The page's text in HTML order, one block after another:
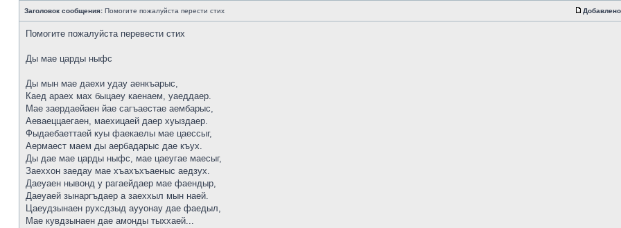
Заголовок сообщения: Помогите пожалуйста перести стих
Помогите пожалуйста перевести стих
Ды мае царды ныфс
Ды мын мае даехи удау аенкъарыс,
Каед араех мах быцаеу каенаем, уаеддаер.
Мае заердаейаен йае сагъаестае аембарыс,
Аеваеццаегаен, маехицаей даер хуыздаер.
Фыдаебаеттаей куы фаекаелы мае цаессыг,
Аермаест маем ды аербадарыс дае къух.
Ды дае мае царды ныфс, мае цаеугае маесыг,
Заеххон заедау мае хъахъхъаеныс аедзух.
Даеуаен нывонд у рагаейдаер мае фаендыр,
Даеуаей зынаргъдаер а заеххыл мын наей.
Цаеудзынаен рухсдзыд аууонау дае фаедыл,
Мае кувдзынаен дае амонды тыххаей...